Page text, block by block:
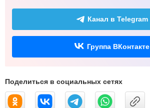
Канал в Telegram
Группа ВКонтакте
Поделиться в социальных сетях